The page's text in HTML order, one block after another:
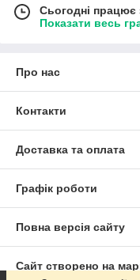
Сьогодні працює
Показати весь
Про нас
Контакти
Доставка та оплата
Графік роботи
Повна версія сайту
Сайт створено на